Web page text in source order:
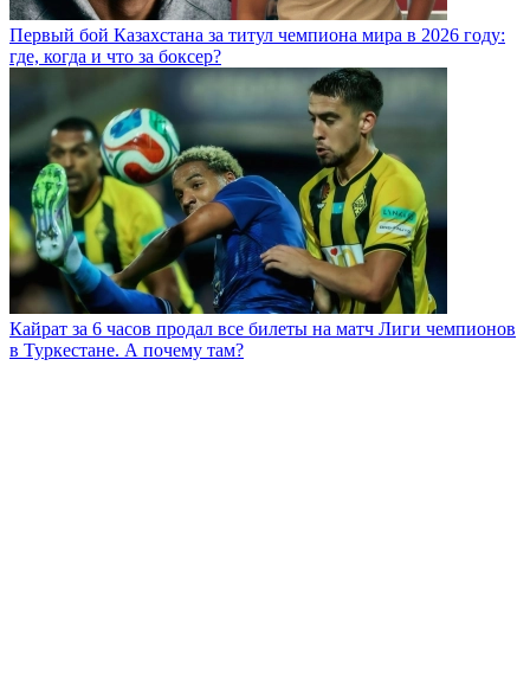
Первый бой Казахстана за титул чемпиона мира в 2026 году:
где, когда и что за боксер?
Кайрат за 6 часов продал все билеты на матч Лиги чемпионов
в Туркестане. А почему там?